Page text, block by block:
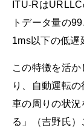
ITU-Rは
トデータ量の
1ms以下の低遅
この特徴を活
り、自動運転
車の周りの状
る」（吉野氏